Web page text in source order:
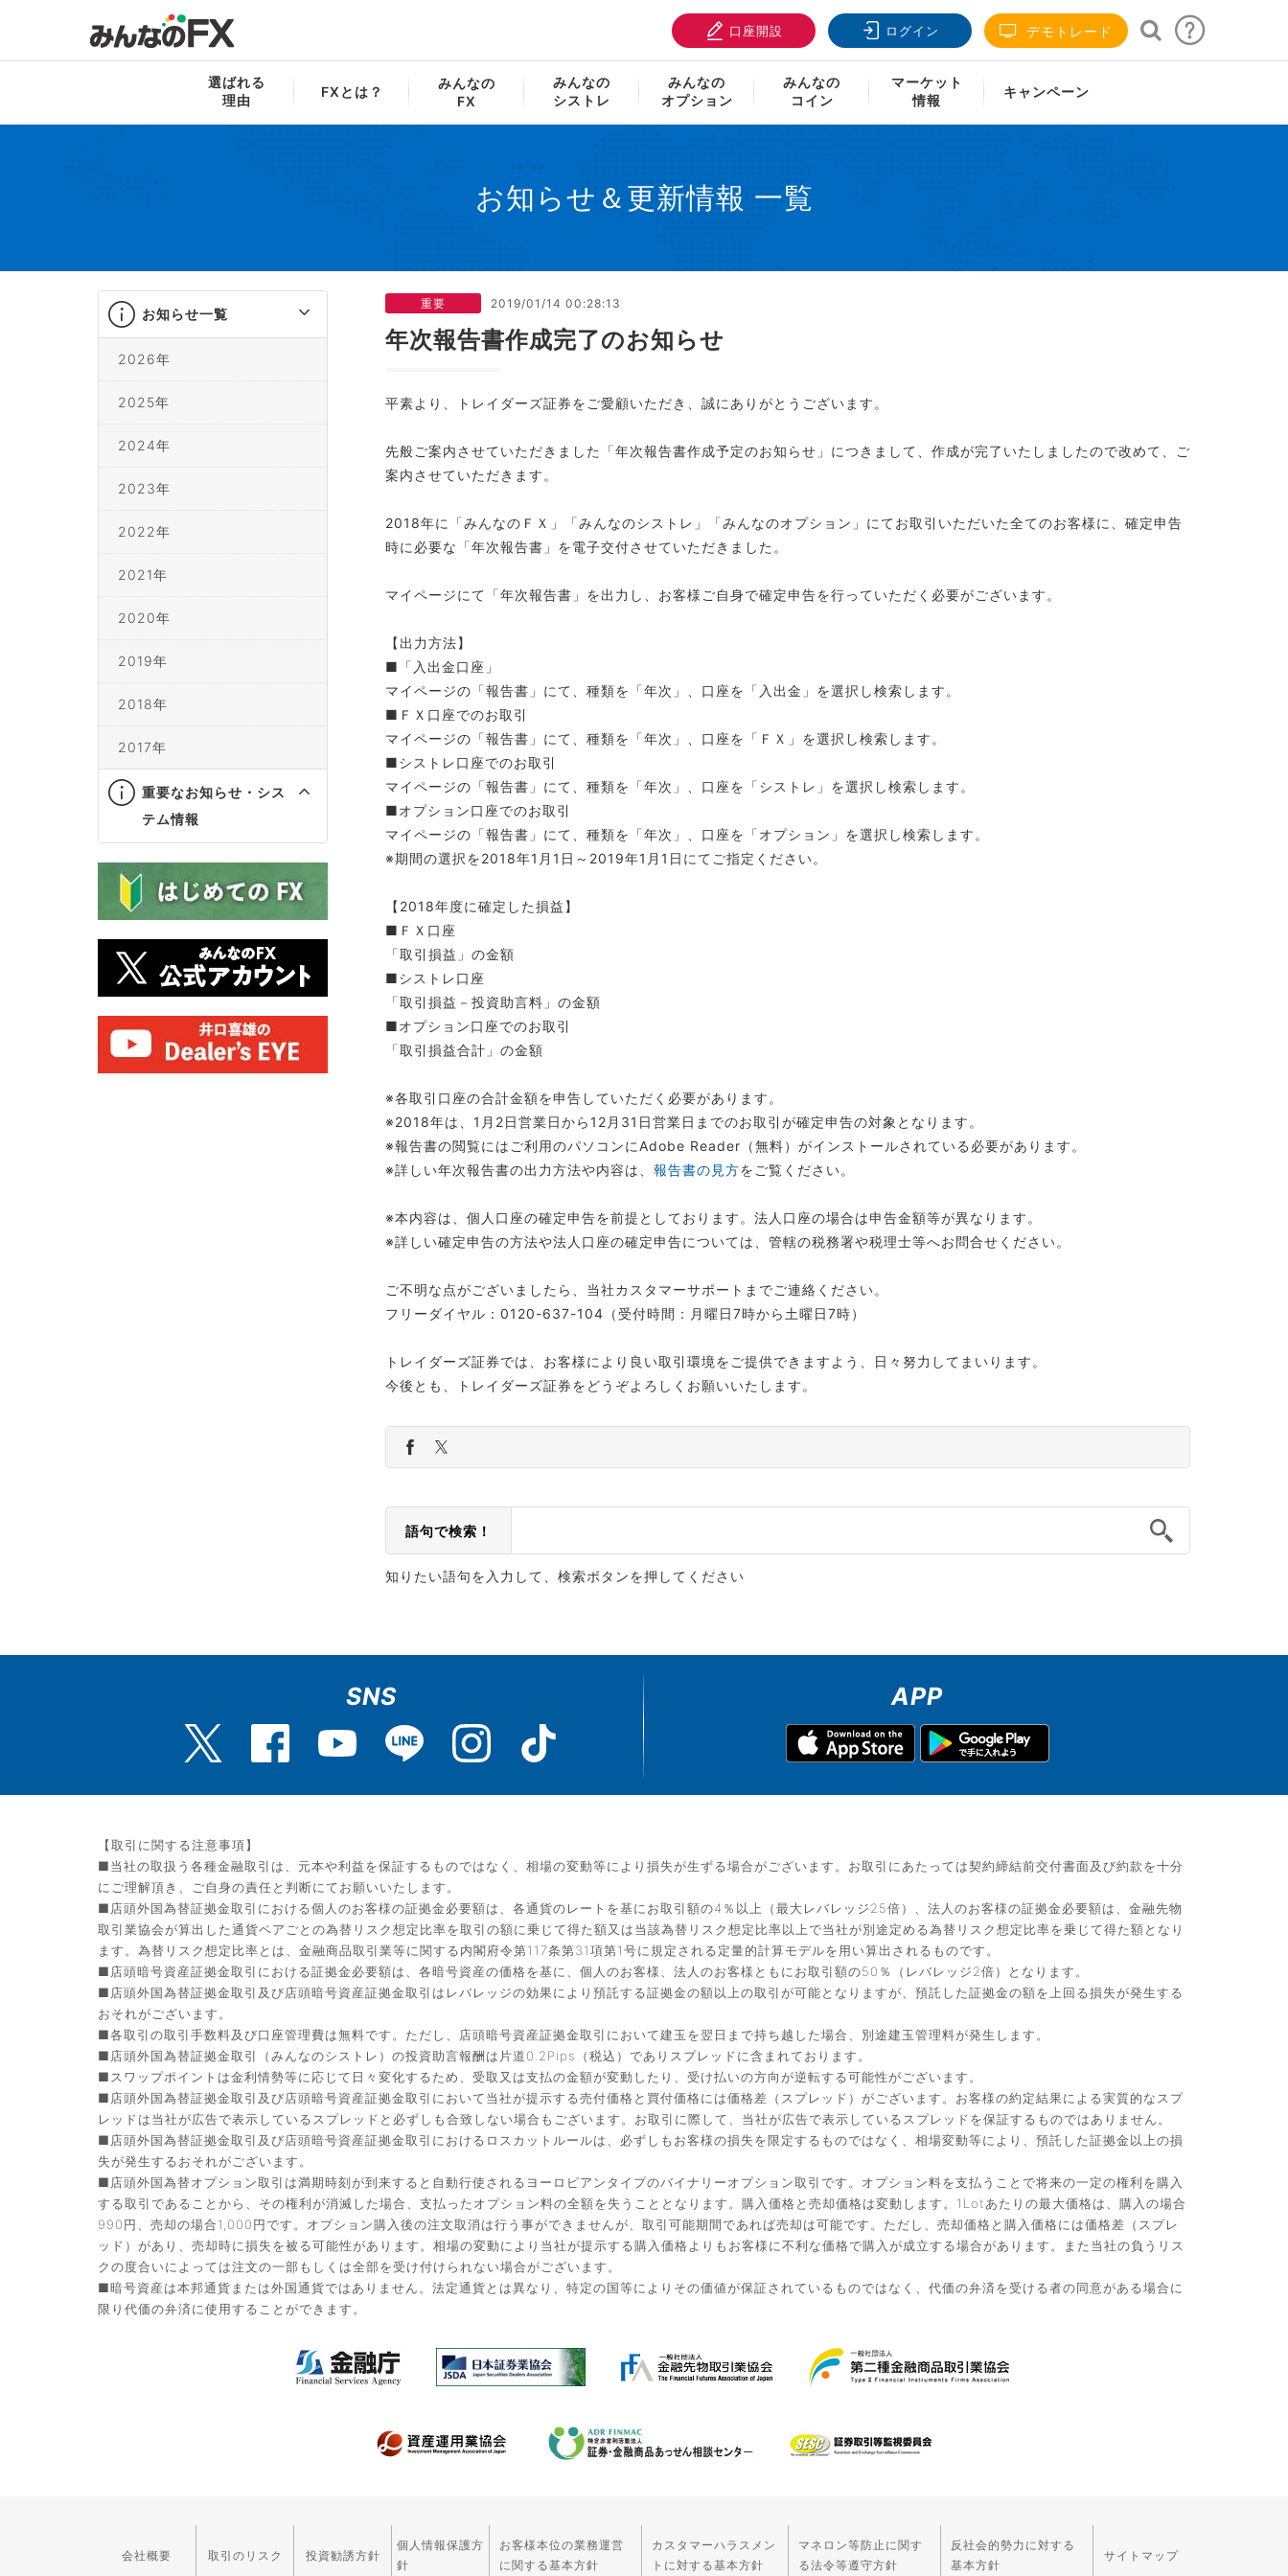
口座開設 ログイン デモトレード
選ばれる
理由
FXとは？
みんなの
FX
みんなの
シストレ
みんなの
オプション
みんなの
コイン
マーケット
情報
キャンペーン
お知らせ＆更新情報 一覧
お知らせ一覧 年次報告書作成完了のお知らせ
重要 2019/01/14 00:28:13
年次報告書作成完了のお知らせ
平素より、トレイダーズ証券をご愛顧いただき、誠にありがとうございます。
先般ご案内させていただきました「年次報告書作成予定のお知らせ」につきまして、作成が完了いたしましたので改めて、ご
案内させていただきます。
2018年に「みんなのＦＸ」「みんなのシストレ」「みんなのオプション」にてお取引いただいた全てのお客様に、確定申告
時に必要な「年次報告書」を電子交付させていただきました。
マイページにて「年次報告書」を出力し、お客様ご自身で確定申告を行っていただく必要がございます。
【出力方法】
■「入出金口座」
マイページの「報告書」にて、種類を「年次」、口座を「入出金」を選択し検索します。
■ＦＸ口座でのお取引
マイページの「報告書」にて、種類を「年次」、口座を「ＦＸ」を選択し検索します。
■シストレ口座でのお取引
マイページの「報告書」にて、種類を「年次」、口座を「シストレ」を選択し検索します。
■オプション口座でのお取引
マイページの「報告書」にて、種類を「年次」、口座を「オプション」を選択し検索します。
※期間の選択を2018年1月1日～2019年1月1日にてご指定ください。
【2018年度に確定した損益】
■ＦＸ口座
「取引損益」の金額
■シストレ口座
「取引損益－投資助言料」の金額
■オプション口座でのお取引
「取引損益合計」の金額
※各取引口座の合計金額を申告していただく必要があります。
※2018年は、1月2日営業日から12月31日営業日までのお取引が確定申告の対象となります。
※報告書の閲覧にはご利用のパソコンにAdobe Reader（無料）がインストールされている必要があります。
※詳しい年次報告書の出力方法や内容は、 報告書の見方をご覧ください。
※本内容は、個人口座の確定申告を前提としております。法人口座の場合は申告金額等が異なります。
※詳しい確定申告の方法や法人口座の確定申告については、管轄の税務署や税理士等へお問合せください。
ご不明な点がございましたら、当社カスタマーサポートまでご連絡ください。
フリーダイヤル：0120-637-104（受付時間：月曜日7時から土曜日7時）
トレイダーズ証券では、お客様により良い取引環境をご提供できますよう、日々努力してまいります。
今後とも、トレイダーズ証券をどうぞよろしくお願いいたします。
語句で検索！
知りたい語句を入力して、検索ボタンを押してください
お知らせ一覧
2026年
2025年
2024年
2023年
2022年
2021年
2020年
2019年
2018年
2017年
重要なお知らせ・シス
テム情報
SNS APP
【取引に関する注意事項】
■当社の取扱う各種金融取引は、元本や利益を保証するものではなく、相場の変動等により損失が生ずる場合がございます。お取引にあたっては契約締結前交付書面及び約款を十分
にご理解頂き、ご自身の責任と判断にてお願いいたします。
■店頭外国為替証拠金取引における個人のお客様の証拠金必要額は、各通貨のレートを基にお取引額の4％以上（最大レバレッジ25倍）、法人のお客様の証拠金必要額は、金融先物
取引業協会が算出した通貨ペアごとの為替リスク想定比率を取引の額に乗じて得た額又は当該為替リスク想定比率以上で当社が別途定める為替リスク想定比率を乗じて得た額となり
ます。為替リスク想定比率とは、金融商品取引業等に関する内閣府令第117条第31項第1号に規定される定量的計算モデルを用い算出されるものです。
■店頭暗号資産証拠金取引における証拠金必要額は、各暗号資産の価格を基に、個人のお客様、法人のお客様ともにお取引額の50％（レバレッジ2倍）となります。
■店頭外国為替証拠金取引及び店頭暗号資産証拠金取引はレバレッジの効果により預託する証拠金の額以上の取引が可能となりますが、預託した証拠金の額を上回る損失が発生する
おそれがございます。
■各取引の取引手数料及び口座管理費は無料です。ただし、店頭暗号資産証拠金取引において建玉を翌日まで持ち越した場合、別途建玉管理料が発生します。
■店頭外国為替証拠金取引（みんなのシストレ）の投資助言報酬は片道0.2Pips（税込）でありスプレッドに含まれております。
■スワップポイントは金利情勢等に応じて日々変化するため、受取又は支払の金額が変動したり、受け払いの方向が逆転する可能性がございます。
■店頭外国為替証拠金取引及び店頭暗号資産証拠金取引において当社が提示する売付価格と買付価格には価格差（スプレッド）がございます。お客様の約定結果による実質的なスプ
レッドは当社が広告で表示しているスプレッドと必ずしも合致しない場合もございます。お取引に際して、当社が広告で表示しているスプレッドを保証するものではありません。
■店頭外国為替証拠金取引及び店頭暗号資産証拠金取引におけるロスカットルールは、必ずしもお客様の損失を限定するものではなく、相場変動等により、預託した証拠金以上の損
失が発生するおそれがございます。
■店頭外国為替オプション取引は満期時刻が到来すると自動行使されるヨーロピアンタイプのバイナリーオプション取引です。オプション料を支払うことで将来の一定の権利を購入
する取引であることから、その権利が消滅した場合、支払ったオプション料の全額を失うこととなります。購入価格と売却価格は変動します。1Lotあたりの最大価格は、購入の場合
990円、売却の場合1,000円です。オプション購入後の注文取消は行う事ができませんが、取引可能期間であれば売却は可能です。ただし、売却価格と購入価格には価格差（スプレ
ッド）があり、売却時に損失を被る可能性があります。相場の変動により当社が提示する購入価格よりもお客様に不利な価格で購入が成立する場合があります。また当社の負うリス
クの度合いによっては注文の一部もしくは全部を受け付けられない場合がございます。
■暗号資産は本邦通貨または外国通貨ではありません。法定通貨とは異なり、特定の国等によりその価値が保証されているものではなく、代価の弁済を受ける者の同意がある場合に
限り代価の弁済に使用することができます。
会社概要 取引のリスク 投資勧誘方針
個人情報保護方
針
お客様本位の業務運営
に関する基本方針
カスタマーハラスメン
トに対する基本方針
マネロン等防止に関す
る法令等遵守方針
反社会的勢力に対する
基本方針
サイトマップ